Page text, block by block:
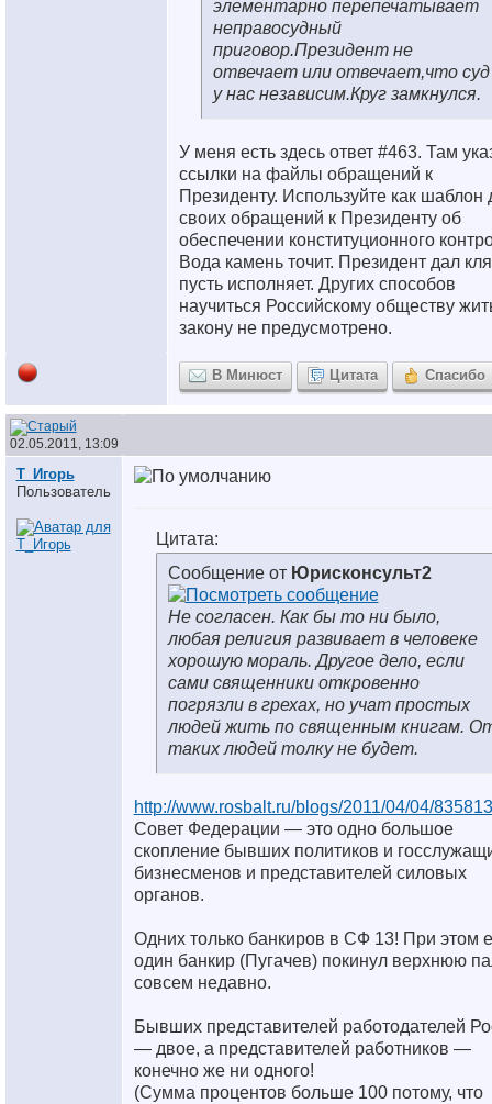
элементарно перепечатывает
неправосудный
приговор.Президент не
отвечает или отвечает,что суд
у нас независим.Круг замкнулся.
У меня есть здесь ответ #463. Там
ссылки на файлы обращений к
Президенту. Используйте как шаблон
своих обращений к Президенту об
обеспечении конституционного
Вода камень точит. Президент дал
пусть исполняет. Других способов
научиться Российскому обществу
закону не предусмотрено.
В Минюст Цитата Спасибо
02.05.2011, 13:09
Т_Игорь
Пользователь
Цитата:
Сообщение от Юрисконсульт2
Не согласен. Как бы то ни было,
любая религия развивает в человеке
хорошую мораль. Другое дело, если
сами священники откровенно
погрязли в грехах, но учат простых
людей жить по священным книгам.
таких людей толку не будет.
http://www.rosbalt.ru/blogs/2011/04/04/
Совет Федерации — это одно большое
скопление бывших политиков и
бизнесменов и представителей силовых
органов.
Одних только банкиров в СФ 13! При этом
один банкир (Пугачев) покинул верхнюю
совсем недавно.
Бывших представителей работодателей
— двое, а представителей работников —
конечно же ни одного!
(Сумма процентов больше 100 потому, что